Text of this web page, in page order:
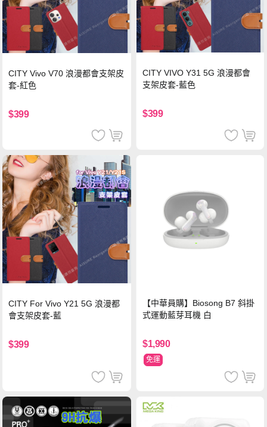
CITY Vivo V70 浪漫都會支架皮
套-紅色
$399
CITY VIVO Y31 5G 浪漫都會
支架皮套-藍色
$399
CITY For Vivo Y21 5G 浪漫都
會支架皮套-藍
$399
【中華員購】Biosong B7 斜掛
式運動藍芽耳機 白
$1,990
免運